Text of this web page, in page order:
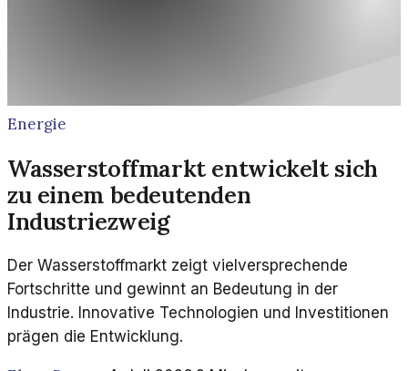
Energie
Wasserstoffmarkt entwickelt sich
zu einem bedeutenden
Industriezweig
Der Wasserstoffmarkt zeigt vielversprechende
Fortschritte und gewinnt an Bedeutung in der
Industrie. Innovative Technologien und Investitionen
prägen die Entwicklung.